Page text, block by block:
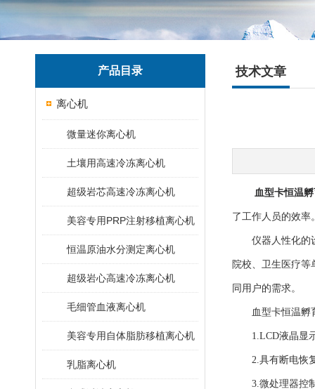
产品目录
离心机
微量迷你离心机
土壤用高速冷冻离心机
超级岩芯高速冷冻离心机
美容专用PRP注射移植离心机
恒温原油水分测定离心机
超级岩心高速冷冻离心机
毛细管血液离心机
美容专用自体脂肪移植离心机
乳脂离心机
技术文章
血型卡恒温
了工作人员的效率
仪器人性化的设
院校、卫生医疗
同用户的需求。
血型卡恒温孵
1.LCD液晶显示,
2.具有断电恢复
3.微处理器控制